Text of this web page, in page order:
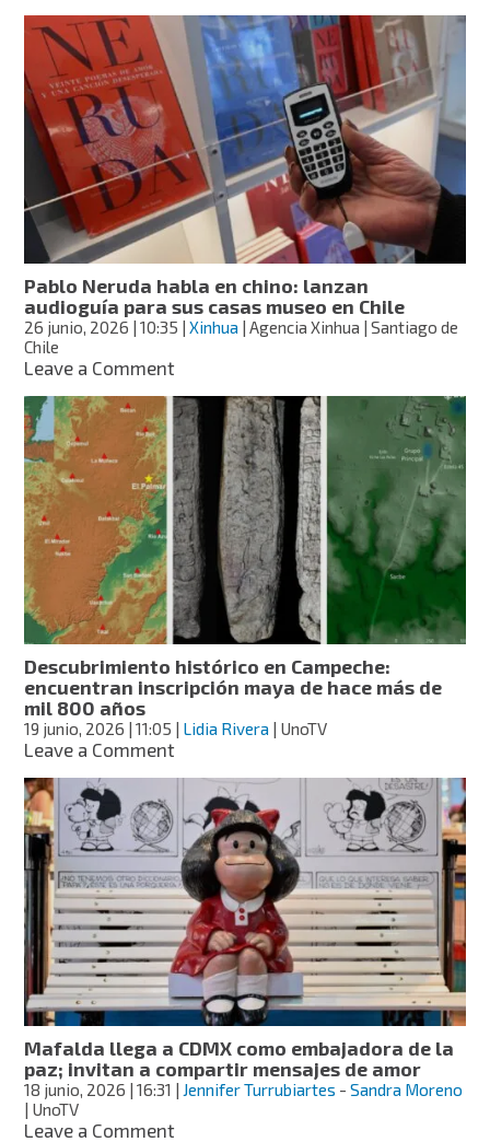
reservar
Nacional
de
Fotografía
de
Naturaleza
Mosaico
Natura
2026:
ofrecen
hasta
30
mil
pesos;
ve
requisitos
Pablo Neruda habla en chino: lanzan
audioguía para sus casas museo en Chile
26 junio, 2026 | 10:35 |Xinhua | Agencia Xinhua | Santiago de
Chile
Leave a Commenton
Neruda
habla
en
chino:
lanzan
audioguía
para
sus
casas
museo
en
Chile
Descubrimiento histórico en Campeche:
encuentran inscripción maya de hace más de
mil 800 años
19 junio, 2026 | 11:05 | Lidia Rivera | UnoTV
Leave a Commenton
histórico
en
Campeche:
encuentran
inscripción
maya
de
hace
más
mil
800
años
Mafalda llega a CDMX como embajadora de la
paz; invitan a compartir mensajes de amor
18 junio, 2026 | 16:31 | Jennifer Turrubiartes -Sandra Moreno
| UnoTV
Leave a Commenton